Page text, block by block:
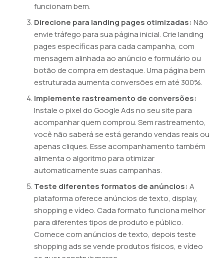
funcionam bem.
Direcione para landing pages otimizadas: Não
envie tráfego para sua página inicial. Crie landing
pages específicas para cada campanha, com
mensagem alinhada ao anúncio e formulário ou
botão de compra em destaque. Uma página bem
estruturada aumenta conversões em até 300%.
Implemente rastreamento de conversões:
Instale o pixel do Google Ads no seu site para
acompanhar quem comprou. Sem rastreamento,
você não saberá se está gerando vendas reais ou
apenas cliques. Esse acompanhamento também
alimenta o algoritmo para otimizar
automaticamente suas campanhas.
Teste diferentes formatos de anúncios: A
plataforma oferece anúncios de texto, display,
shopping e vídeo. Cada formato funciona melhor
para diferentes tipos de produto e público.
Comece com anúncios de texto, depois teste
shopping ads se vende produtos físicos, e vídeo